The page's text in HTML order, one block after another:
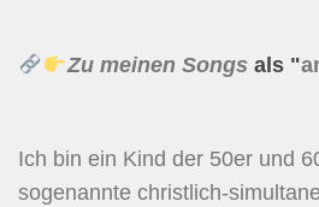
Zu meinen Songs als "
Ich bin ein Kind der 50er und
sogenannte christlich-